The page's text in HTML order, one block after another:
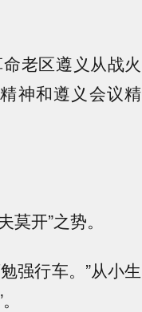
老区遵义从战火
神和遵义会议精
开”之势。
强行车。”从小生